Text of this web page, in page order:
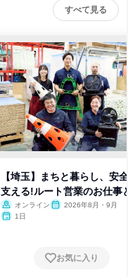
すべて見る
【埼玉】まちと暮らし、安
支える!ルート営業のお仕事
は?オンライン
2026年8月・9月
1日
お気に入り